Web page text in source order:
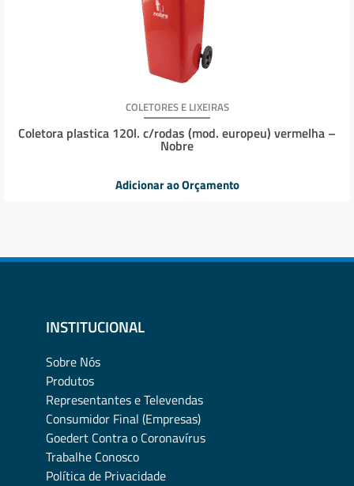
COLETORES E LIXEIRAS
Coletora plastica 120l. c/rodas (mod. europeu) vermelha –
Nobre
Adicionar ao Orçamento
INSTITUCIONAL
Sobre Nós
Produtos
Representantes e Televendas
Consumidor Final (Empresas)
Goedert Contra o Coronavírus
Trabalhe Conosco
Política de Privacidade